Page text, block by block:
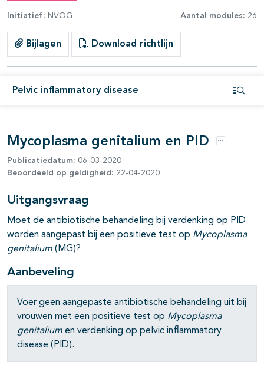
Initiatief: NVOG Aantal modules: 26
Bijlagen Download richtlijn
Pelvic inflammatory disease
open- en dichtklappen
open- en dichtklappen
open- en dichtklappen
open- en dichtklappen
Mycoplasma genitalium en PID Opties
Publicatiedatum: 06-03-2020
Beoordeeld op geldigheid: 22-04-2020
Uitgangsvraag
Moet de antibiotische behandeling bij verdenking op PID
worden aangepast bij een positieve test op Mycoplasma
genitalium (MG)?
Aanbeveling
Voer geen aangepaste antibiotische behandeling uit bij
vrouwen met een positieve test op Mycoplasma
genitalium en verdenking op pelvic inflammatory
disease (PID).